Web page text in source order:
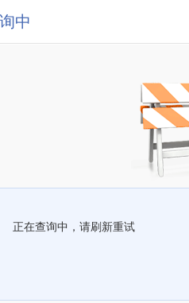
中
正在查询中，请刷新重试